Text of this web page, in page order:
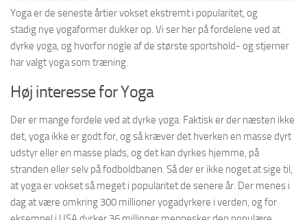
Yoga er de seneste årtier vokset ekstremt i popularitet, og
stadig nye yogaformer dukker op. Vi ser her på fordelene ved at
dyrke yoga, og hvorfor nogle af de største sportshold- og stjerner
har valgt yoga som træning.
Høj interesse for Yoga
Der er mange fordele ved at dyrke yoga. Faktisk er der næsten ikke
det, yoga ikke er godt for, og så kræver det hverken en masse dyrt
udstyr eller en masse plads, og det kan dyrkes hjemme, på
stranden eller selv på fodboldbanen. Så der er ikke noget at sige til,
at yoga er vokset så meget i popularitet de senere år. Der menes i
dag at være omkring 300 millioner yogadyrkere i verden, og for